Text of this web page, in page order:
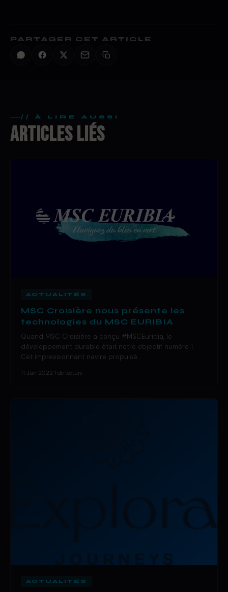
PARTAGER CET ARTICLE
// À LIRE AUSSI
ARTICLES LIÉS
ACTUALITÉS
MSC Croisière nous présente les
technologies du MSC EURIBIA
Quand MSC Croisière a conçu #MSCEuribia, le
développement durable était notre objectif numéro 1.
Cet impressionnant navire propulsé…
11 Jan 2022 1 de lecture
ACTUALITÉS